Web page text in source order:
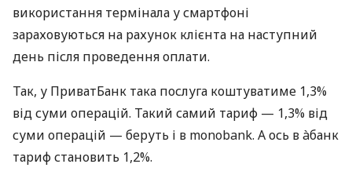
використання термінала у смартфоні
зараховуються на рахунок клієнта на наступний
день після проведення оплати.
Так, у ПриватБанк така послуга коштуватиме 1,3%
від суми операцій. Такий самий тариф — 1,3% від
суми операцій — беруть і в monobank. А ось в àбанк
тариф становить 1,2%.